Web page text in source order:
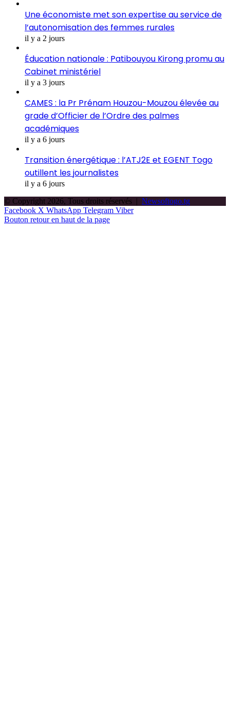
Une économiste met son expertise au service de
l’autonomisation des femmes rurales
il y a 2 jours
Éducation nationale : Patibouyou Kirong promu au
Cabinet ministériel
il y a 3 jours
CAMES : la Pr Prénam Houzou-Mouzou élevée au
grade d’Officier de l’Ordre des palmes
académiques
il y a 6 jours
Transition énergétique : l’ATJ2E et EGENT Togo
outillent les journalistes
il y a 6 jours
© Copyright 2026, Tous droits réservés | Newsoftogo.tg
Facebook X WhatsApp Telegram Viber
Bouton retour en haut de la page